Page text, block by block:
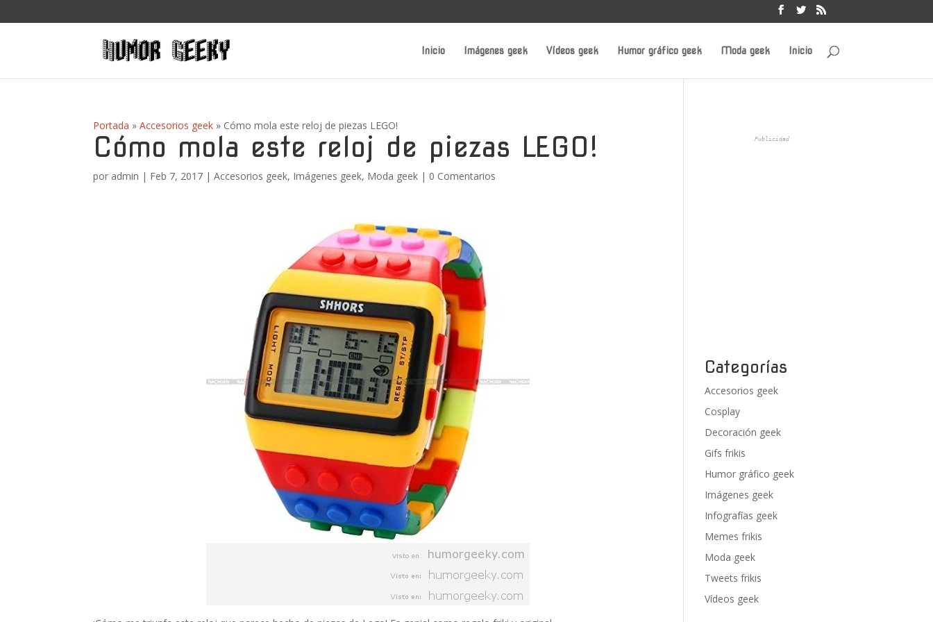
Inicio Imágenes geek Vídeos geek Humor gráfico geek Moda geek Inicio
Portada »Accesorios geek » Cómo mola este reloj de piezas LEGO!
Cómo mola este reloj de piezas LEGO!
por admin | Feb 7, 2017 |Accesorios geek, Imágenes geek, Moda geek | 0 Comentarios
Publicidad
Categorías
Accesorios geek
Cosplay
Decoración geek
Gifs frikis
Humor gráfico geek
Imágenes geek
Infografías geek
Memes frikis
Moda geek
Tweets frikis
Vídeos geek